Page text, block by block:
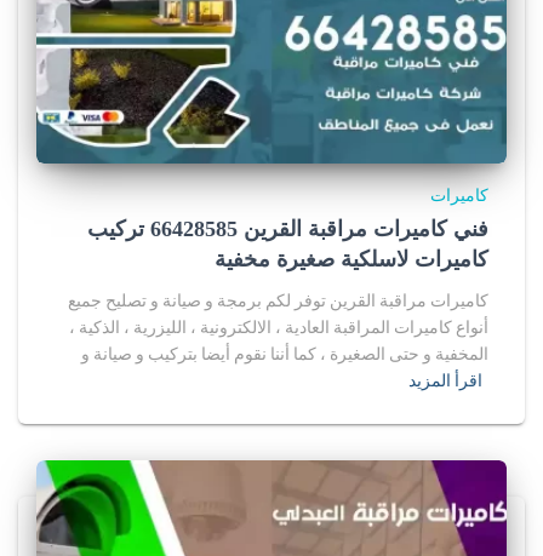
كاميرات
فني كاميرات مراقبة القرين 66428585 تركيب
كاميرات لاسلكية صغيرة مخفية
كاميرات مراقبة القرين توفر لكم برمجة و صيانة و تصليح جميع
أنواع كاميرات المراقبة العادية ، الالكترونية ، الليزرية ، الذكية ،
المخفية و حتى الصغيرة ، كما أننا نقوم أيضا بتركيب و صيانة و
اقرأ المزيد